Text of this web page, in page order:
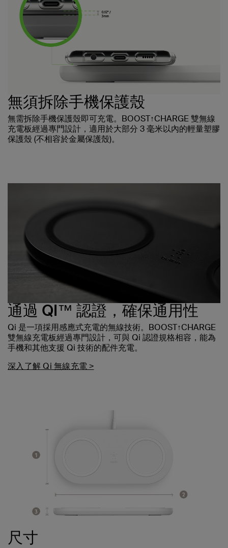
無須拆除手機保護殼
無需拆除手機保護殼即可充電。BOOST↑CHARGE 雙無線
充電板經過專門設計，適用於大部分 3 毫米以內的輕量塑膠
保護殼 (不相容於金屬保護殼)。
通過 QI™ 認證，確保通用性
Qi 是一項採用感應式充電的無線技術。BOOST↑CHARGE
雙無線充電板經過專門設計，可與 Qi 認證規格相容，能為
手機和其他支援 Qi 技術的配件充電。
深入了解 Qi 無線充電 >
尺寸